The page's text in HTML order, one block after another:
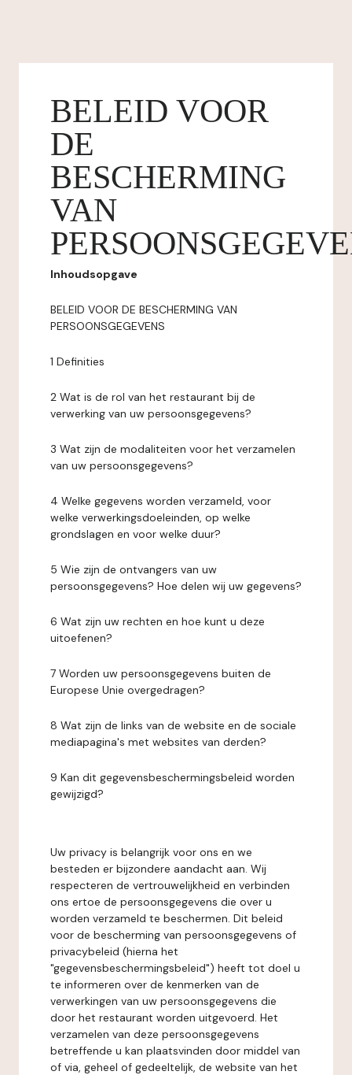
BELEID VOOR
DE
BESCHERMING
VAN
Inhoudsopgave
BELEID VOOR DE BESCHERMING VAN
PERSOONSGEGEVENS
1 Definities
2 Wat is de rol van het restaurant bij de
verwerking van uw persoonsgegevens?
3 Wat zijn de modaliteiten voor het verzamelen
van uw persoonsgegevens?
4 Welke gegevens worden verzameld, voor
welke verwerkingsdoeleinden, op welke
grondslagen en voor welke duur?
5 Wie zijn de ontvangers van uw
persoonsgegevens? Hoe delen wij uw gegevens?
6 Wat zijn uw rechten en hoe kunt u deze
uitoefenen?
7 Worden uw persoonsgegevens buiten de
Europese Unie overgedragen?
8 Wat zijn de links van de website en de sociale
mediapagina's met websites van derden?
9 Kan dit gegevensbeschermingsbeleid worden
gewijzigd?
Uw privacy is belangrijk voor ons en we
besteden er bijzondere aandacht aan. Wij
respecteren de vertrouwelijkheid en verbinden
ons ertoe de persoonsgegevens die over u
worden verzameld te beschermen. Dit beleid
voor de bescherming van persoonsgegevens of
privacybeleid (hierna het
"gegevensbeschermingsbeleid") heeft tot doel u
te informeren over de kenmerken van de
verwerkingen van uw persoonsgegevens die
door het restaurant worden uitgevoerd. Het
verzamelen van deze persoonsgegevens
betreffende u kan plaatsvinden door middel van
of via, geheel of gedeeltelijk, de website van het